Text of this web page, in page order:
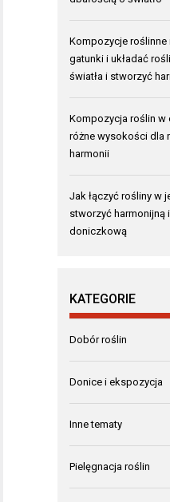
Kompozycje roślinne
gatunki i układać
światła i stworzyć
Kompozycja roślin w
różne wysokości dla
harmonii
Jak łączyć rośliny w
stworzyć
doniczkową
KATEGORIE
Dobór roślin
Donice i ekspozycja
Inne tematy
Pielęgnacja roślin